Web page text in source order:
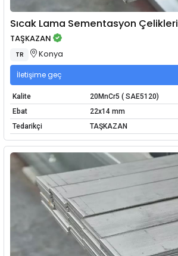
Sıcak Lama Sementasyon Çelikleri
TAŞKAZAN
TR Konya
İletişime geç
Kalite
20MnCr5 ( SAE5120)
Ebat
22x14 mm
Tedarikçi
TAŞKAZAN